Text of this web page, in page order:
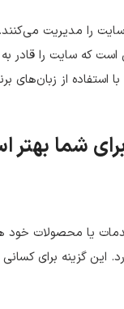
را مدیریت
که سایت را قادر
استفاده از زبان‌های
یا محصولات خود
این گزینه برای